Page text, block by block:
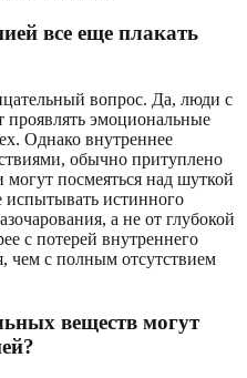
все еще плакать
вопрос. Да, люди с
проявлять эмоциональные
Однако внутреннее
обычно притуплено
посмеяться над шуткой
истинного
а не от глубокой
с потерей внутреннего
чем с полным отсутствием
веществ могут